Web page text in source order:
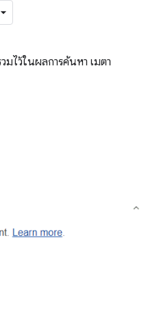
ไว้ในผลการค้นหา เมตา